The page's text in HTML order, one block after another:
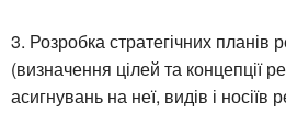
3. Розробка стратегічних планів
(визначення цілей та концепції
асигнувань на неї, видів і носіїв